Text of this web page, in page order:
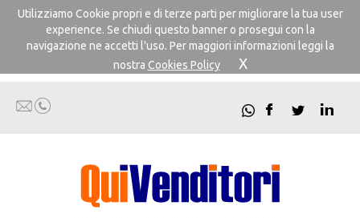
Utilizziamo Cookie propri e di terze parti per migliorare la tua user
experience. Se chiudi questo banner o prosegui con la
navigazione ne accetti l'uso. Per maggiori informazioni leggi la
nostra Cookies Policy X